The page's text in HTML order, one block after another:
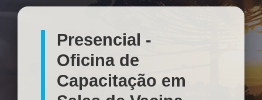
Presencial -
Oficina de
Capacitação em